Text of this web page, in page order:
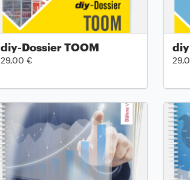
diy-Dossier TOOM
29,00 €